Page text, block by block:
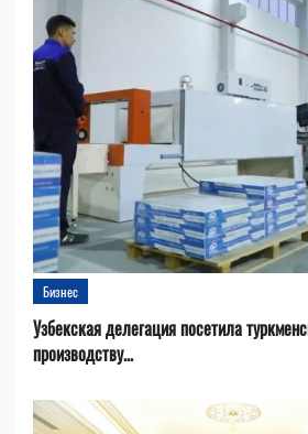
Бизнес
Узбекская делегация посетила
производству...